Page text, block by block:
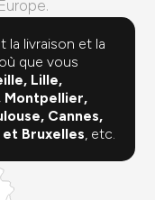
la livraison et la
que vous
Lille,
Montpellier,
Cannes,
Bruxelles, etc.